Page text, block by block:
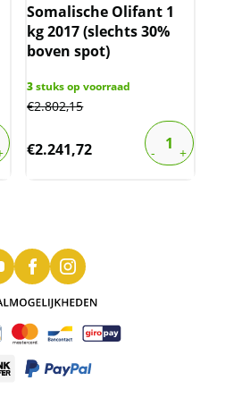
Somalische Olifant 1
kg 2017 (slechts 30%
boven spot)
3stuks op voorraad
€2.802,15
€2.241,72